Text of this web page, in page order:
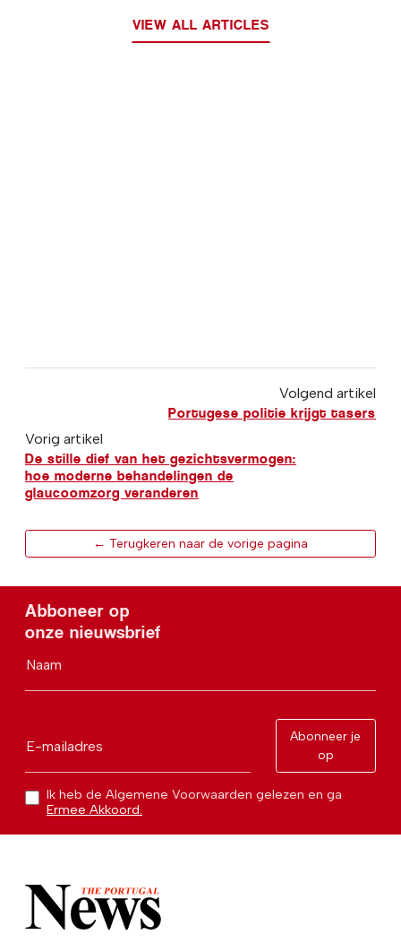
VIEW ALL ARTICLES
Volgend artikel
Portugese politie krijgt tasers
Vorig artikel
De stille dief van het gezichtsvermogen:
hoe moderne behandelingen de
glaucoomzorg veranderen
← Terugkeren naar de vorige pagina
Abboneer op
onze nieuwsbrief
Naam
E-mailadres
Abonneer je
op
Ik heb de Algemene Voorwaarden gelezen en ga
Ermee Akkoord.